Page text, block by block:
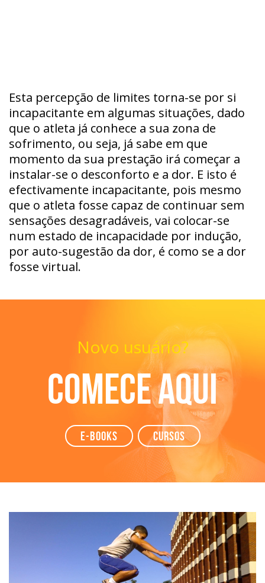
Esta percepção de limites torna-se por si
incapacitante em algumas situações, dado
que o atleta já conhece a sua zona de
sofrimento, ou seja, já sabe em que
momento da sua prestação irá começar a
instalar-se o desconforto e a dor. E isto é
efectivamente incapacitante, pois mesmo
que o atleta fosse capaz de continuar sem
sensações desagradáveis, vai colocar-se
num estado de incapacidade por indução,
por auto-sugestão da dor, é como se a dor
fosse virtual.
Novo usuário?
Comece aqui
e-books Cursos